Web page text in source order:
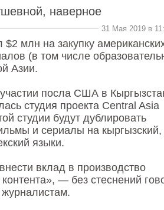
наверное
31 Мая 2019 в
млн на закупку
(в том числе
Азии.
посла США в
студия проекта Central Asia
студии будут дублировать
и сериалы на кыргызский,
языки.
вклад в производство
— без стеснений